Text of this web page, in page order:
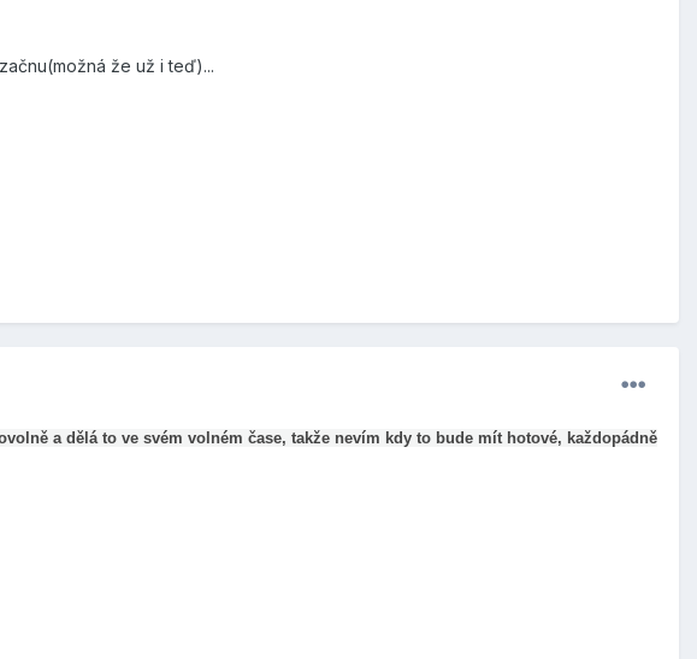
že už i teď)...
a dělá to ve svém volném čase, takže nevím kdy to bude mít hotové, každopádně